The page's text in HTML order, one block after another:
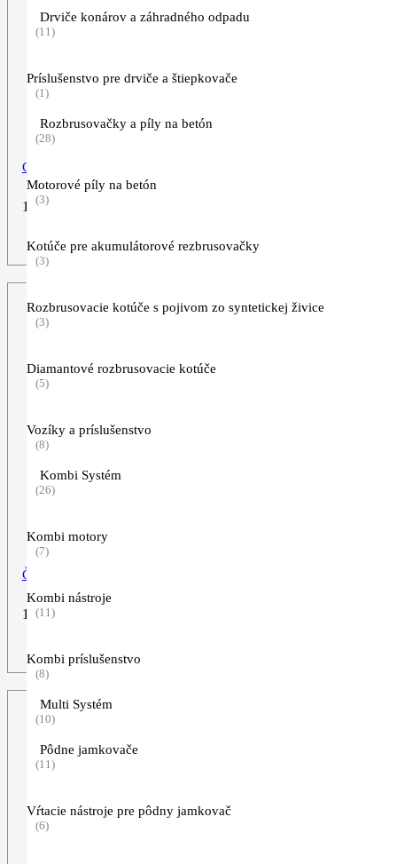
Cestovná taška „WEEKENDER“
169,00
ZOBRAZIŤ VIAC
Čiapka “KISS MY AXE”
12,90€
Drviče konárov a záhradného odpadu
(11)
Príslušenstvo pre drviče a štiepkovače
(1)
Rozbrusovačky a píly na betón
(28)
Motorové píly na betón
(3)
Kotúče pre akumulátorové rezbrusovačky
(3)
Rozbrusovacie kotúče s pojivom zo syntetickej živice
(3)
Diamantové rozbrusovacie kotúče
(5)
Vozíky a príslušenstvo
(8)
Kombi Systém
(26)
Kombi motory
(7)
Kombi nástroje
(11)
Kombi príslušenstvo
(8)
Multi Systém
(10)
Pôdne jamkovače
(11)
Vŕtacie nástroje pre pôdny jamkovač
(6)